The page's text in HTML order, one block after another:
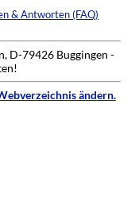
& Antworten (FAQ)
D-79426 Buggingen -
ändern.